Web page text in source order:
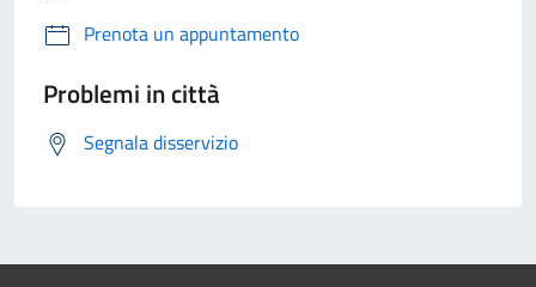
Prenota un appuntamento
Problemi in città
Segnala disservizio